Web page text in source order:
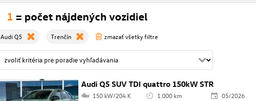
1 = počet nájdených vozidiel
Audi Q5 Trenčín zmazať všetky filtre
Audi Q5 SUV TDI quattro 150kW STR
150 kW/204 K 1.000 km
05/2026